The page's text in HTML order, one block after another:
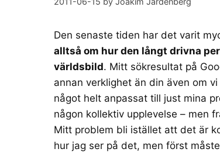
Den senaste tiden har det varit
alltså om hur den långt drivna
världsbild. Mitt sökresultat på
annan verklighet än din även om
något helt anpassat till just mina
någon kollektiv upplevelse – men
Mitt problem bli istället att det är
hur jag ser på det, men först